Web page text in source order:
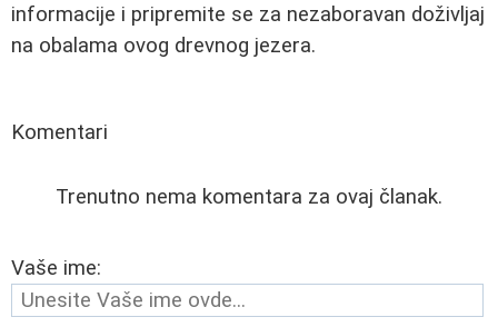
informacije i pripremite se za nezaboravan doživljaj
na obalama ovog drevnog jezera.
Komentari
Trenutno nema komentara za ovaj članak.
Vaše ime: